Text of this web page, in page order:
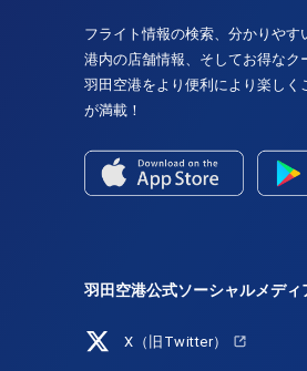
フライト情報の検索、分かりやす
港内の店舗情報、そしてお得なク
羽田空港をより便利により楽しく
が満載！
羽田空港公式ソーシャルメディ
X（旧Twitter）